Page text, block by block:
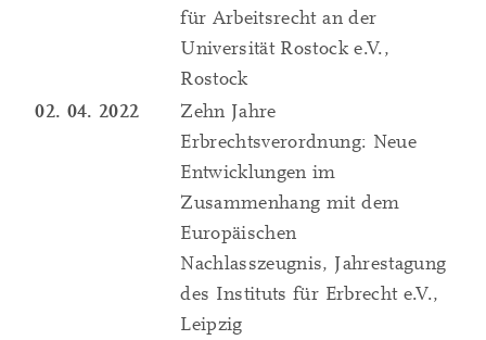
für Arbeitsrecht an der
Universität Rostock e.V.,
Rostock
02. 04. 2022
Zehn Jahre
Erbrechtsverordnung: Neue
Entwicklungen im
Zusammenhang mit dem
Europäischen
Nachlasszeugnis, Jahrestagung
des Instituts für Erbrecht e.V.,
Leipzig